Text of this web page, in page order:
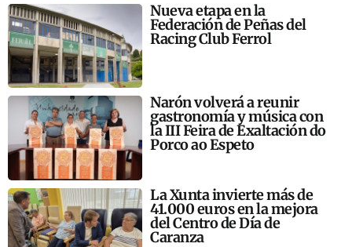
Nueva etapa en la
Federación de Peñas del
Racing Club Ferrol
Narón volverá a reunir
gastronomía y música con
la III Feira de Exaltación do
Porco ao Espeto
La Xunta invierte más de
41.000 euros en la mejora
del Centro de Día de
Caranza